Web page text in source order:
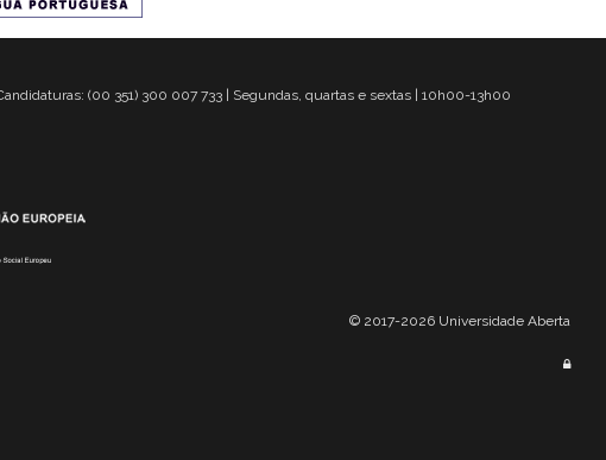
(00 351) 300 007 733 | Segundas, quartas e sextas | 10h00-13h00
© 2017-2026 Universidade Aberta